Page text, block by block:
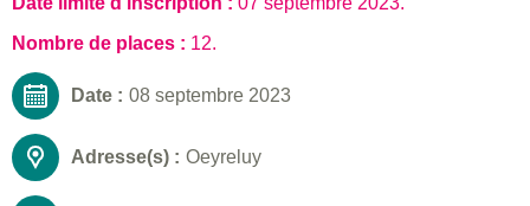
Nombre de places : 12.
Date : 08 septembre 2023
Adresse(s) : Oeyreluy